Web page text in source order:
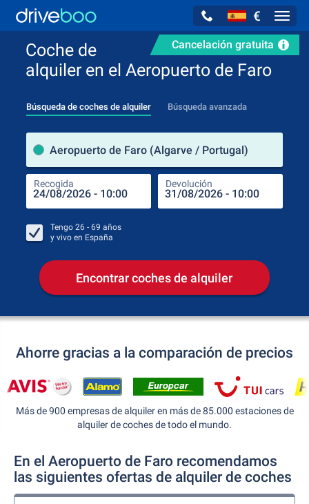
€
Cancelación gratuita
Coche de
alquiler en el Aeropuerto de Faro
Búsqueda de coches de alquiler Búsqueda avanzada
Aeropuerto de Faro (Algarve / Portugal)
Recogida Devolución
Tengo 26 - 69 años
y vivo en España
Encontrar coches de alquiler
Ahorre gracias a la comparación de precios
Más de 900 empresas de alquiler en más de 85.000 estaciones de
alquiler de coches de todo el mundo.
En el Aeropuerto de Faro recomendamos
las siguientes ofertas de alquiler de coches